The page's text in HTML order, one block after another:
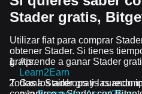
Stader gratis,
Utilizar fiat para comprar
obtener Stader. Si tienes
gratis.
Aprende a ganar Stader
Learn2Earn
Gana Stader gratis cuando
Todos los airdrops y las